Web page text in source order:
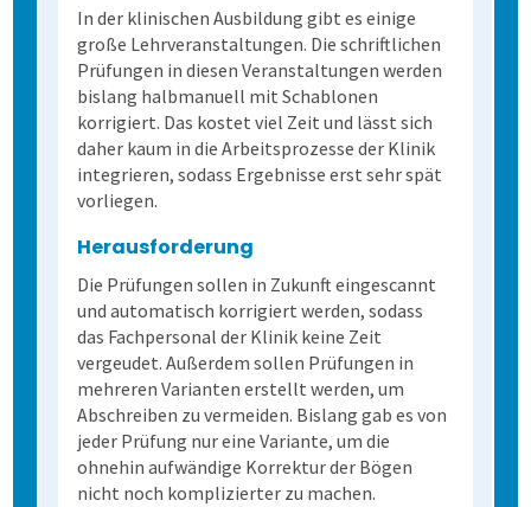
Bürgerbeteiligung
Studierendenbefragung
Panelbefragung
Wahlen
Weitere Befragungsprozesse
Daten importieren
Fragebogen erstellen
Auf Papier befragen
Online befragen
Hybrid befragen
4. Bögen erfassen
Fragebögen einscannen
Qualität der Erfassung prüfen
Freitextantworten erfassen
5. Ergebnisse generieren
Daten detailliert auswerten
Zusammenhänge erkennen
Daten weiterverarbeiten
Lösung
QuestorPro
Demoversion
Schulungen
Einstieg
Fortgeschritten
Extras
Mehrsprachige Fragebögen
Selbstgestaltete Fragebögen
Dienstleistungen
In der klinischen Ausbildung gibt es einige
große Lehrveranstaltungen. Die schriftlichen
Prüfungen in diesen Veranstaltungen werden
bislang halbmanuell mit Schablonen
korrigiert. Das kostet viel Zeit und lässt sich
daher kaum in die Arbeitsprozesse der Klinik
integrieren, sodass Ergebnisse erst sehr spät
vorliegen.
Herausforderung
Die Prüfungen sollen in Zukunft eingescannt
und automatisch korrigiert werden, sodass
das Fachpersonal der Klinik keine Zeit
vergeudet. Außerdem sollen Prüfungen in
mehreren Varianten erstellt werden, um
Abschreiben zu vermeiden. Bislang gab es von
jeder Prüfung nur eine Variante, um die
ohnehin aufwändige Korrektur der Bögen
nicht noch komplizierter zu machen.